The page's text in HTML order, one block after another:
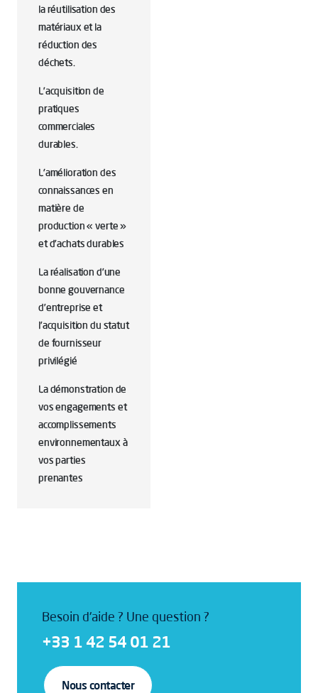
la réutilisation des
matériaux et la
réduction des
déchets.
L’acquisition de
pratiques
commerciales
durables.
L'amélioration des
connaissances en
matière de
production « verte »
et d’achats durables
La réalisation d’une
bonne gouvernance
d’entreprise et
l’acquisition du statut
de fournisseur
privilégié
La démonstration de
vos engagements et
accomplissements
environnementaux à
vos parties
prenantes
Besoin d'aide ? Une question ?
+33 1 42 54 01 21
Nous contacter